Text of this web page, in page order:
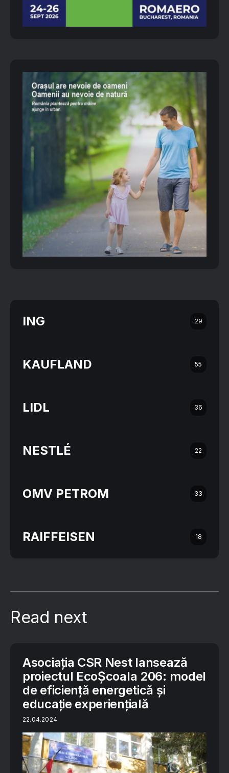
ING 29
KAUFLAND 55
LIDL 36
NESTLÉ 22
OMV PETROM 33
RAIFFEISEN 18
Read next
Asociația CSR Nest lansează
proiectul EcoȘcoala 206: model
de eficiență energetică și
educație experiențială
22.04.2024